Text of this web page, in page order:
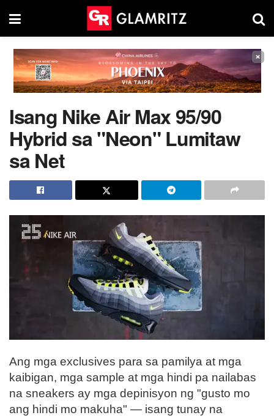
×
Isang Nike Air Max 95/90
Hybrid sa "Neon" Lumitaw
sa Net
Ang mga exclusives para sa pamilya at mga
kaibigan, mga sample at mga hindi pa nailabas
na sneakers ay mga depinisyon ng "gusto mo
ang hindi mo makuha" — isang tunay na